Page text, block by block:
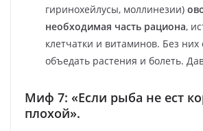
гиринохейлусы, моллинезии)
необходимая часть рациона,
клетчатки и витаминов. Без них
объедать растения и болеть.
Миф 7: «Если рыба не ест
плохой».